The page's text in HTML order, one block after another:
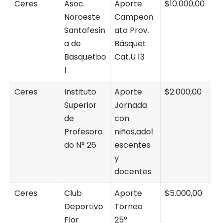
Ceres
Asoc.
Noroeste
Santafesin
a de
Basquetbo
l
Aporte
Campeon
ato Prov.
Básquet
Cat.U 13
$10.000,00
Ceres
Instituto
Superior
de
Profesora
do N° 26
Aporte
Jornada
con
niños,adol
escentes
y
docentes
$2.000,00
Ceres
Club
Deportivo
Flor
Aporte
Torneo
25°
$5.000,00